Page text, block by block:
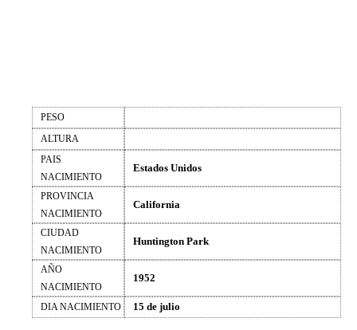
PESO
ALTURA
PAIS
NACIMIENTO
Estados Unidos
PROVINCIA
NACIMIENTO
California
CIUDAD
NACIMIENTO
Huntington Park
AÑO
NACIMIENTO
1952
DIA NACIMIENTO 15 de julio